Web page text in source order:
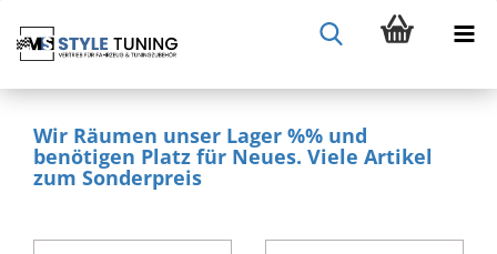
Wir Räumen unser Lager %% und
benötigen Platz für Neues. Viele Artikel
zum Sonderpreis